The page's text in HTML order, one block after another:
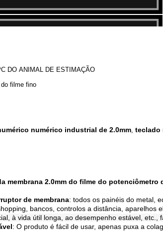
DO ANIMAL DE ESTIMAÇÃO
do filme fino
numérico industrial de 2.0mm, teclado
2.0mm do filme do potenciômetro
de membrana: todos os painéis do metal,
bancos, controlos a distância, aparelhos
à vida útil longa, ao desempenho estável,
: O produto é fácil de usar, apenas puxa a